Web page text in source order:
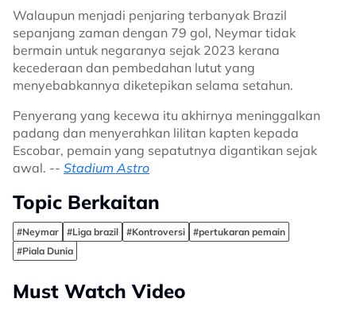
Walaupun menjadi penjaring terbanyak Brazil
sepanjang zaman dengan 79 gol, Neymar tidak
bermain untuk negaranya sejak 2023 kerana
kecederaan dan pembedahan lutut yang
menyebabkannya diketepikan selama setahun.
Penyerang yang kecewa itu akhirnya meninggalkan
padang dan menyerahkan lilitan kapten kepada
Escobar, pemain yang sepatutnya digantikan sejak
awal. -- Stadium Astro
Topic Berkaitan
#Neymar #Liga brazil #Kontroversi
#pertukaran pemain
#Piala Dunia
Must Watch Video